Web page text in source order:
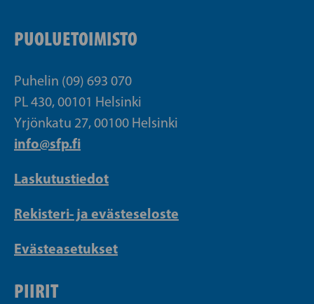
PUOLUETOIMISTO
Puhelin (09) 693 070
PL 430, 00101 Helsinki
Yrjönkatu 27, 00100 Helsinki
info@sfp.fi
Laskutustiedot
Rekisteri- ja evästeseloste
Evästeasetukset
PIIRIT